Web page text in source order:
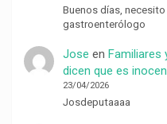
Buenos días,
gastroenterólogo
Jose en Familiares
dicen que es
23/04/2026
Josdeputaaaa